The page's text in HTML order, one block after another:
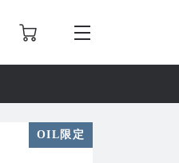
OIL限定